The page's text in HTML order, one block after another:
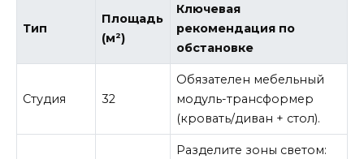
Тип
Площадь
(м²)
Ключевая
рекомендация по
обстановке
Студия 32
Обязателен мебельный
модуль-трансформер
(кровать/диван + стол).
Разделите зоны светом: